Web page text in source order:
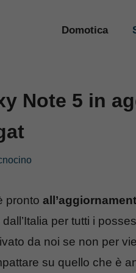
Domotica
Note 5 in
pronto
per tutti i
da noi se non per
su quello che è